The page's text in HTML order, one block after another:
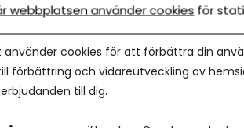
en riskbedömning.
inget personligt. Därför kan det
fler banker, för att få fler
webbplatsen använder cookies för
använder cookies för att förbättra din
förbättring och vidareutveckling av
till dig.